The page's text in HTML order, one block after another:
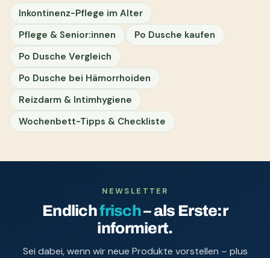
Inkontinenz-Pflege im Alter
Pflege & Senior:innen
Po Dusche kaufen
Po Dusche Vergleich
Po Dusche bei Hämorrhoiden
Reizdarm & Intimhygiene
Wochenbett-Tipps & Checkliste
NEWSLETTER
Endlichfrisch– als Erste:r
informiert.
Sei dabei, wenn wir neue Produkte vorstellen – plus